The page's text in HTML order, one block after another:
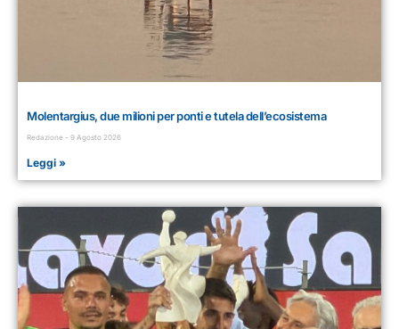
Molentargius, due milioni per ponti e tutela dell’ecosistema
Redazione 9 Agosto 2026
Leggi »